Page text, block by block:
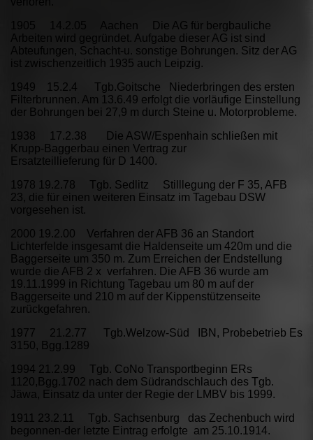
1905 14.2.05 Aachen Die AG für bergbauliche
Arbeiten wird gegründet. Aufgabe dieser AG ist sind
Abteufungen, Schacht-u. sonstige Bohrungen. Sitz der AG
ist zwischenzeitlich 1935 auch Leipzig.
1949 15.2.4 Tgb.Goitsche Niederbringen des ersten
Filterbrunnen. Am 13.6.49 erfolgt die vorläufige Einstellung
der Bohrungen bei 27,9 m durch Steine u. Motorprobleme.
1938 17.2.38 Die ASW/Espenhain schließen mit
Krupp-Baggerbau einen Vertrag zur
Ersatzteillieferung für D 1400.
1978 19.2.78 Tgb. Sedlitz Stilllegung der F 35, AFB
23, die für einen weiteren Einsatz im Tagebau DSW
vorgesehen ist.
2000 19.2.00 Verfahren der AFB 36 an Standort
Lichterfelde insgesamt die Haldenseite um 420m und die
Baggerseite um 350 m. Zum Erreichen der Endstellung
wurde die AFB 2 x verfahren. Die AFB 36 wurde am
19.11.1999 in Richtung Tagebau um 80 m auf der
Baggerseite und 210 m auf der Kippenstützenseite
zurückgefahren.
1977 21.2.77 Tgb.Welzow-Süd IBN, Probebetrieb Es
3150, Bgg.1289
1994 21.2.99 Tgb. CoNo Transportbeginn ERs
1120,Bgg.1702 nach dem Südrandschlauch des Tgb.
Jäwa, Einsatz da unter der Regie der LMBV bis 1999.
1911 23.2.11 Tgb. Sachsenburg das Zechenbuch wird
begonnen-der letzte Eintrag erfolgte am 25.10.1914.